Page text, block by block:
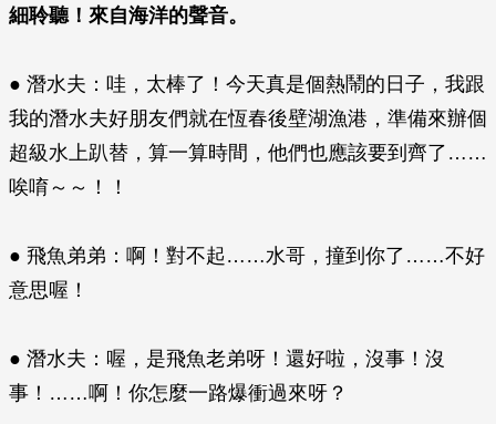
細聆聽！來自海洋的聲音。
● 潛水夫：哇，太棒了！今天真是個熱鬧的日子，我跟
我的潛水夫好朋友們就在恆春後壁湖漁港，準備來辦個
超級水上趴替，算一算時間，他們也應該要到齊了……
唉唷～～！！
● 飛魚弟弟：啊！對不起……水哥，撞到你了……不好
意思喔！
● 潛水夫：喔，是飛魚老弟呀！還好啦，沒事！沒
事！……啊！你怎麼一路爆衝過來呀？